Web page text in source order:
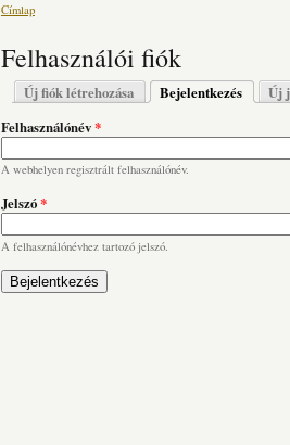
Jelenlegi hely
Címlap
Felhasználói fiók
Elsődleges fülek
Új fiók létrehozása Bejelentkezés (aktív
Új
Felhasználónév*
A webhelyen regisztrált felhasználónév.
Jelszó*
A felhasználónévhez tartozó jelszó.